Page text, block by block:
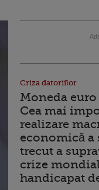
Criza datoriilor
Moneda euro
Cea mai
realizare
economică a
trecut a
crize
handicapat